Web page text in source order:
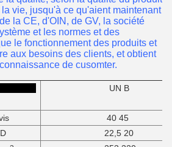
vie, jusqu'à ce qu'aient maintenant
la CE, d'OIN, de GV, la société
et les normes et des
le fonctionnement des produits et
aux besoins des clients, et obtient
de cusomter.
UN B
40 45
22,5 20